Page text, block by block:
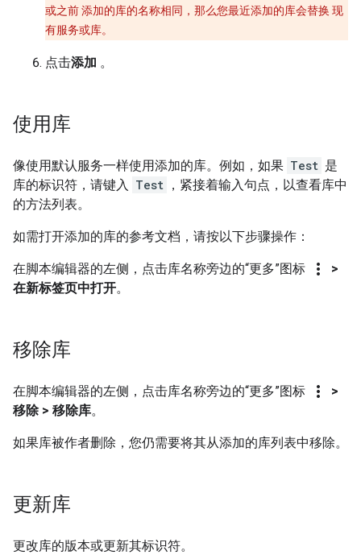
或之前 添加的库的名称相同，那么您最近添加的库会替换 现
有服务或库。
点击添加 。
使用库
像使用默认服务一样使用添加的库。例如，如果 Test 是
库的标识符，请键入 Test ，紧接着输入句点，以查看库中
的方法列表。
如需打开添加的库的参考文档，请按以下步骤操作：
在脚本编辑器的左侧，点击库名称旁边的“更多”图标 more_vert
>
在新标签页中打开。
移除库
在脚本编辑器的左侧，点击库名称旁边的“更多”图标 more_vert
>
移除 > 移除库。
如果库被作者删除，您仍需要将其从添加的库列表中移除。
更新库
更改库的版本或更新其标识符。